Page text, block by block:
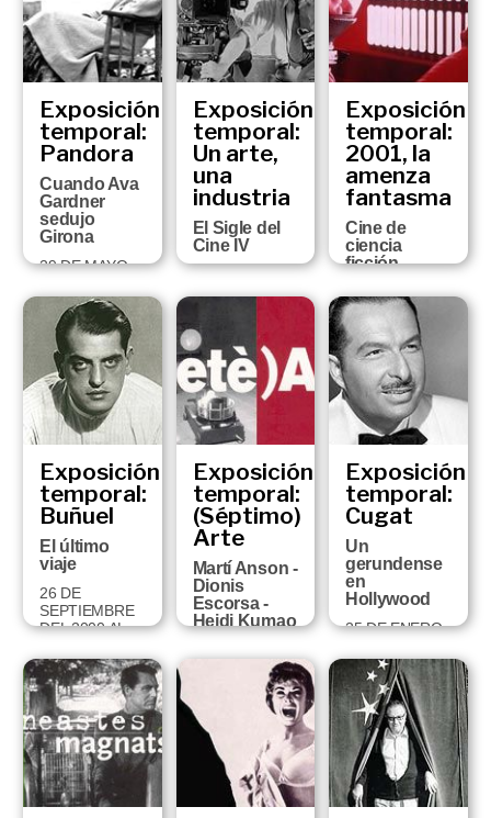
2 DE
OCTUBRE AL 9
DE DICIEMBRE
DE 2001
Exposición
temporal:
Pandora
Cuando Ava
Gardner
sedujo
Girona
29 DE MAYO
SEPTIEMBRE
DE 2001
Exposición
temporal:
Un arte,
una
industria
El Sigle del
Cine IV
13 DE
FEBRERO AL 1
2001
Exposición
temporal:
2001, la
amenza
fantasma
Cine de
ciencia
ficción
18 DE
DICIEMBRE
DEL 2000 AL
28 DE ABRIL
DEL 2001
Exposición
temporal:
Buñuel
El último
viaje
26 DE
SEPTIEMBRE
DEL 2000 AL
DEL 2001
Exposición
temporal:
(Séptimo)
Arte
Martí Anson -
Dionis
Escorsa -
Heidi Kumao
- Txuspo
Poyo
6 DE JUNIO AL
SEPTIEMBRE
DEL 2000
Exposición
temporal:
Cugat
Un
gerundense
en
Hollywood
25 DE ENERO
DEL 2000